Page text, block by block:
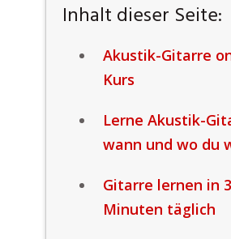
Inhalt dieser Seite:
Akustik-Gitarre
Kurs
Lerne Akustik-
wann und wo du
Gitarre lernen in
Minuten täglich